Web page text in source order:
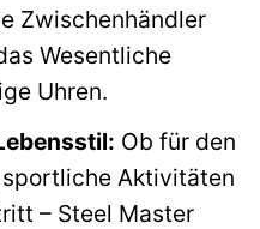
Zwischenhändler
Wesentliche
Uhren.
Ob für den
Aktivitäten
– Steel Master